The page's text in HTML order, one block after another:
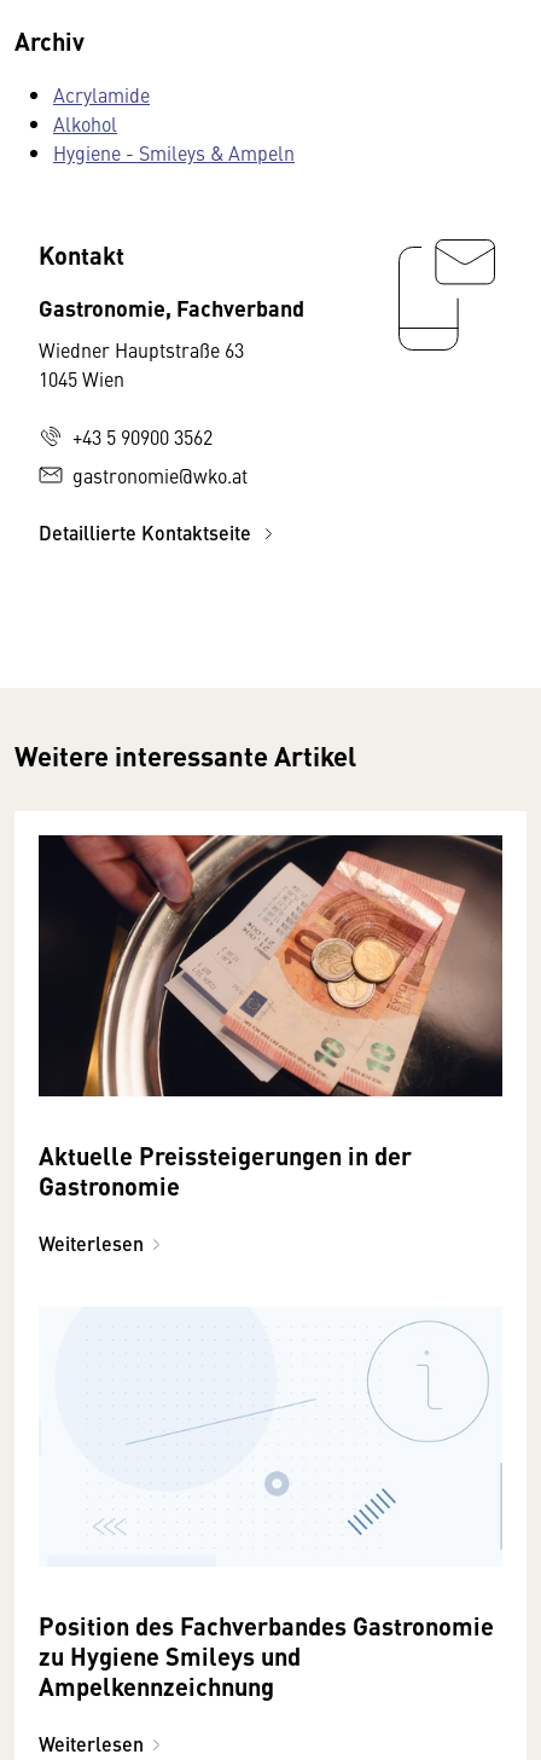
Archiv
Acrylamide
Alkohol
Hygiene - Smileys & Ampeln
Kontakt
Gastronomie, Fachverband
Wiedner Hauptstraße 63
1045 Wien
+43 5 90900 3562
gastronomie@wko.at
Detaillierte Kontaktseite
Weitere interessante Artikel
Aktuelle Preissteigerungen in der
Gastronomie
Weiterlesen
Position des Fachverbandes Gastronomie
zu Hygiene Smileys und
Ampelkennzeichnung
Weiterlesen